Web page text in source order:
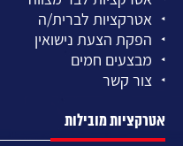
אטרקציות לברית/ה
הפקת הצעת נישואין
מבצעים חמים
צור קשר
אטרקציות מובילות